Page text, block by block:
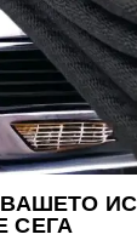
СЕГА